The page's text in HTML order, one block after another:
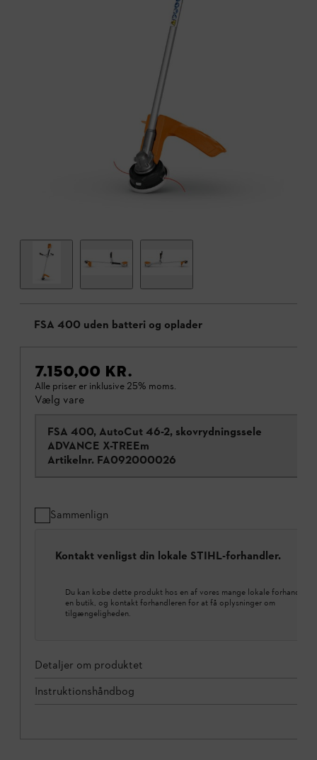
FSA 400 uden batteri og oplader
7.150,00 KR.
Alle priser er inklusive 25% moms.
Vælg vare
FSA 400, AutoCut 46-2, skovrydningssele
ADVANCE X-TREEm
Artikelnr. FA092000026
Sammenlign
Kontakt venligst din lokale STIHL-forhandler.
Du kan købe dette produkt hos en af vores mange lokale
en butik, og kontakt forhandleren for at få oplysninger om
tilgængeligheden.
Detaljer om produktet
Instruktionshåndbog